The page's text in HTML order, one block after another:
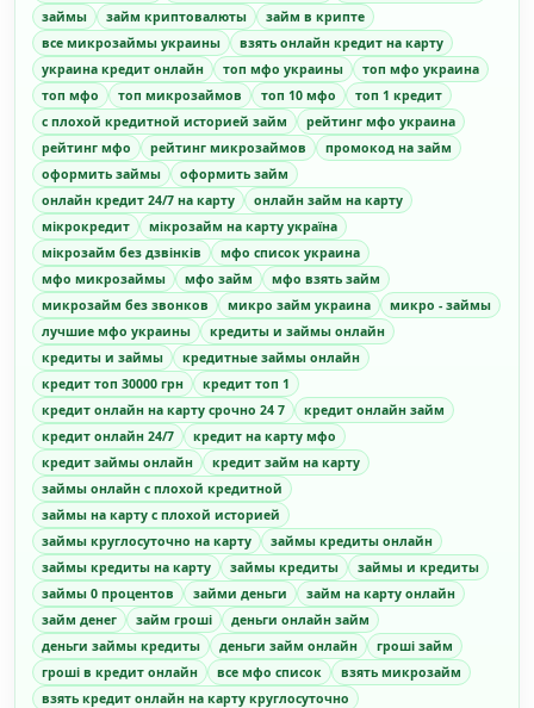
займы
займ криптовалюты
займ в крипте
все микрозаймы украины
взять онлайн кредит на карту
украина кредит онлайн
топ мфо украины
топ мфо украина
топ мфо
топ микрозаймов топ 10 мфо
топ 1 кредит
с плохой кредитной историей займ
рейтинг мфо украина
рейтинг мфо
рейтинг микрозаймов
промокод на займ
оформить займы
оформить займ
онлайн кредит 24/7 на карту
онлайн займ на карту
мікрокредит
мікрозайм на карту україна
мікрозайм без дзвінків
мфо список украина
мфо микрозаймы
мфо займ
мфо взять займ
микрозайм без звонков
микро займ украина
микро - займы
лучшие мфо украины
кредиты и займы онлайн
кредиты и займы
кредитные займы онлайн
кредит топ 30000 грн
кредит топ 1
кредит онлайн на карту срочно 24 7
кредит онлайн займ
кредит онлайн 24/7
кредит на карту мфо
кредит займы онлайн
кредит займ на карту
займы онлайн с плохой кредитной
займы на карту с плохой историей
займы круглосуточно на карту
займы кредиты онлайн
займы кредиты на карту
займы кредиты
займы и кредиты
займы 0 процентов
займи деньги
займ на карту онлайн
займ денег
займ гроші
деньги онлайн займ
деньги займы кредиты
деньги займ онлайн
гроші займ
гроші в кредит онлайн
все мфо список
взять микрозайм
взять кредит онлайн на карту круглосуточно